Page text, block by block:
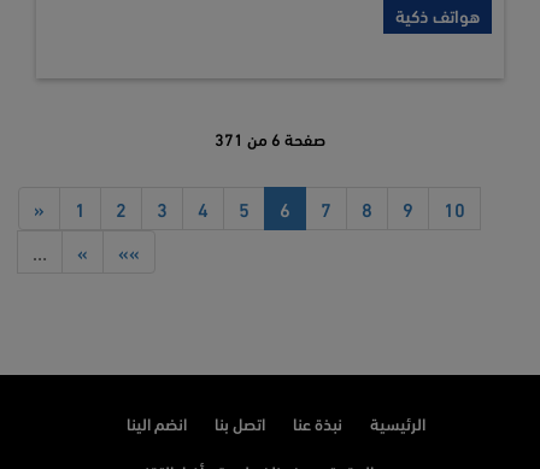
هواتف ذكية
صفحة 6 من 371
« 1 2 3 4 5 6 7 8 9
10
…
» »»
الرئيسية نبذة عنا اتصل بنا
انضم الينا